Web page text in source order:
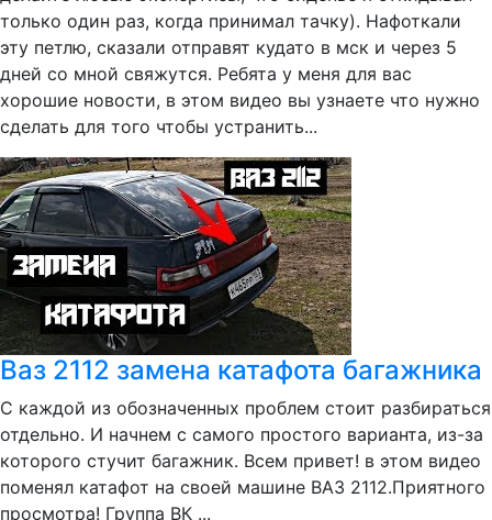
только один раз, когда принимал тачку). Нафоткали
эту петлю, сказали отправят кудато в мск и через 5
дней со мной свяжутся. Ребята у меня для вас
хорошие новости, в этом видео вы узнаете что нужно
сделать для того чтобы устранить...
Ваз 2112 замена катафота багажника
С каждой из обозначенных проблем стоит разбираться
отдельно. И начнем с самого простого варианта, из-за
которого стучит багажник. Всем привет! в этом видео
поменял катафот на своей машине ВАЗ 2112.Приятного
просмотра! Группа ВК ...